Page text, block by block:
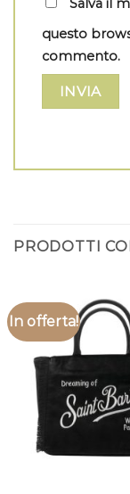
Salva il
questo
commento.
PRODOTTI
In offerta!